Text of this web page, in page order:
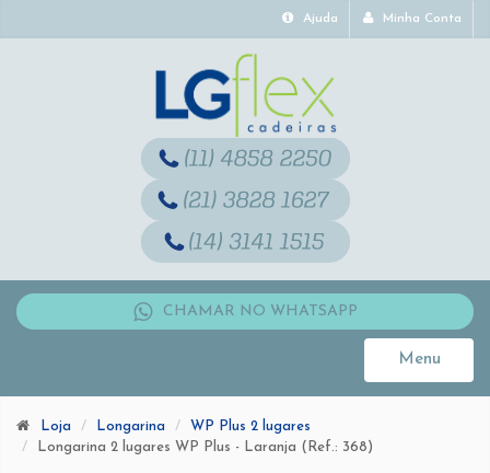
Ajuda Minha Conta
CHAMAR NO WHATSAPP
Menu
Toggle
Loja Longarina
WP Plus 2 lugares
Longarina 2 lugares WP Plus - Laranja (Ref.: 368)